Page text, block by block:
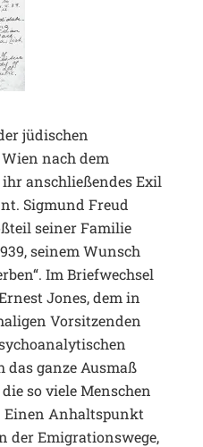
jüdischen
nach dem
ihr anschließendes Exil
Sigmund Freud
seiner Familie
seinem Wunsch
Im Briefwechsel
Jones, dem in
Vorsitzenden
das ganze Ausmaß
so viele Menschen
Einen Anhaltspunkt
der Emigrationswege,